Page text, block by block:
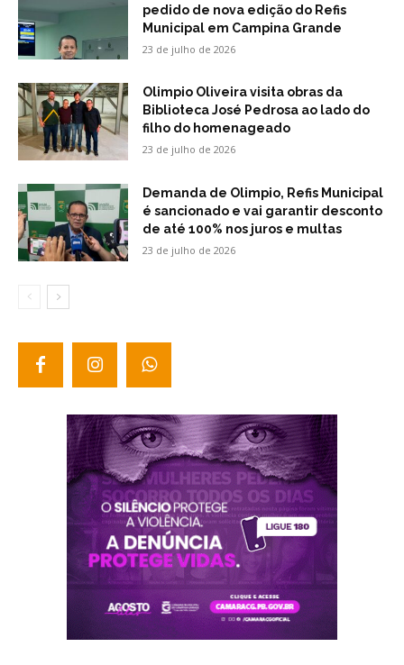
pedido de nova edição do Refis
Municipal em Campina Grande
23 de julho de 2026
Olimpio Oliveira visita obras da
Biblioteca José Pedrosa ao lado do
filho do homenageado
23 de julho de 2026
Demanda de Olimpio, Refis Municipal
é sancionado e vai garantir desconto
de até 100% nos juros e multas
23 de julho de 2026